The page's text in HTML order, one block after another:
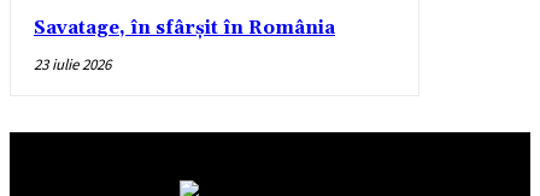
Savatage, în sfârșit în România
23 iulie 2026